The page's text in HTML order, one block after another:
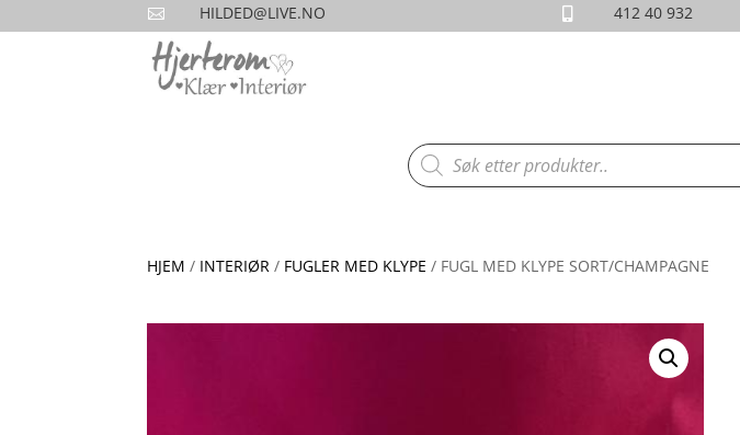
 HILDED@LIVE.NO  412 40 932
Products
search
HJEM / INTERIØR / FUGLER MED KLYPE / FUGL MED KLYPE SORT/CHAMPAGNE